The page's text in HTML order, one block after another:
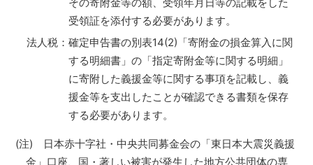
受領証を添付する必要があります。
法人税：確定申告書の別表14(2)「寄附金の損金算入に関
する明細書」の「指定寄附金等に関する明細」
に寄附した義援金等に関する事項を記載し、義
援金等を支出したことが確認できる書類を保存
する必要があります。
(注) 日本赤十字社・中央共同募金会の「東日本大震災義援
金」口座、国・著しい被害が発生した地方公共団体の専